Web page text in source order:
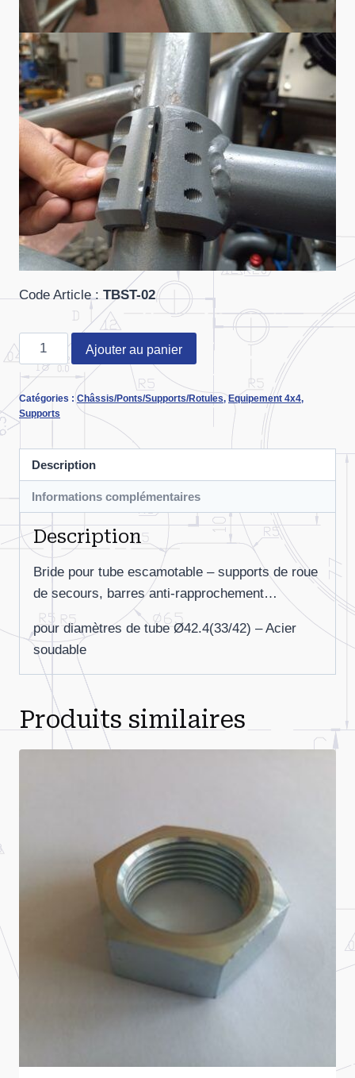
Code Article:TBST-02
quantité
de
Bride
de
tube
escamotable
pour
Ø42.4
Ajouter au panier
Catégories : Châssis/Ponts/Supports/Rotules,Equipement 4x4,
Supports
Description
Informations complémentaires
Description
Bride pour tube escamotable – supports de roue
de secours, barres anti-rapprochement…
pour diamètres de tube Ø42.4(33/42) – Acier
soudable
Produits similaires